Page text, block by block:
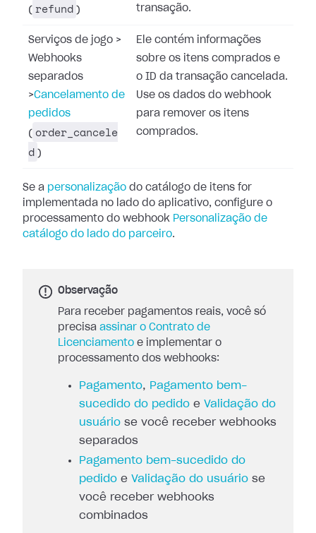
( refund )
transação.
Serviços de jogo >
Webhooks
separados
>Cancelamento de
pedidos
( order_cancele
d )
Ele contém informações
sobre os itens comprados e
o ID da transação cancelada.
Use os dados do webhook
para remover os itens
comprados.
Se a personalização do catálogo de itens for
implementada no lado do aplicativo, configure o
processamento do webhook Personalização de
catálogo do lado do parceiro.
Observação
Para receber pagamentos reais, você só
precisa assinar o Contrato de
Licenciamento e implementar o
processamento dos webhooks:
Pagamento, Pagamento bem-
sucedido do pedido e Validação do
usuário se você receber webhooks
separados
Pagamento bem-sucedido do
pedido e Validação do usuário se
você receber webhooks
combinados